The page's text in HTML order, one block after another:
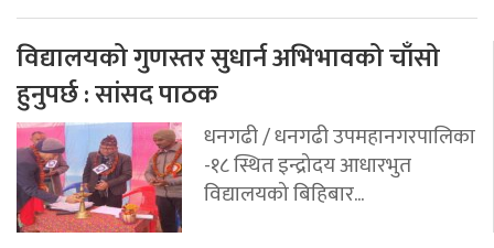
विद्यालयको गुणस्तर सुधार्न अभिभावको चाँसो
हुनुपर्छ : सांसद पाठक
धनगढी / धनगढी उपमहानगरपालिका
-१८ स्थित इन्द्रोदय आधारभुत
विद्यालयको बिहिबार...